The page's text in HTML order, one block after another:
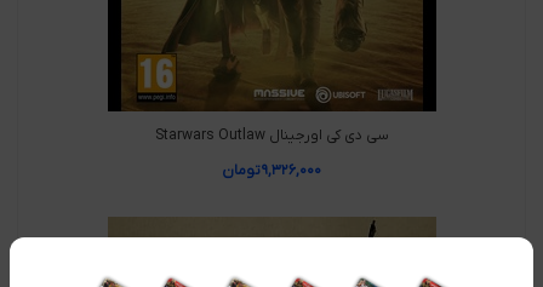
سی دی کی اورجینال Starwars Outlaw
۹,۳۲۶,۰۰۰تومان